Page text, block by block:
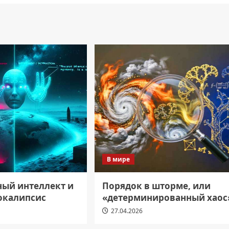
интеллект и
В мире
Порядок в шторме, или
«детерминированный
27.04.2026